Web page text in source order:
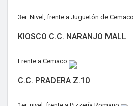
3er. Nivel, frente a Juguetón de Cemaco
KIOSCO C.C. NARANJO MALL
Frente a Cemaco
C.C. PRADERA Z.10